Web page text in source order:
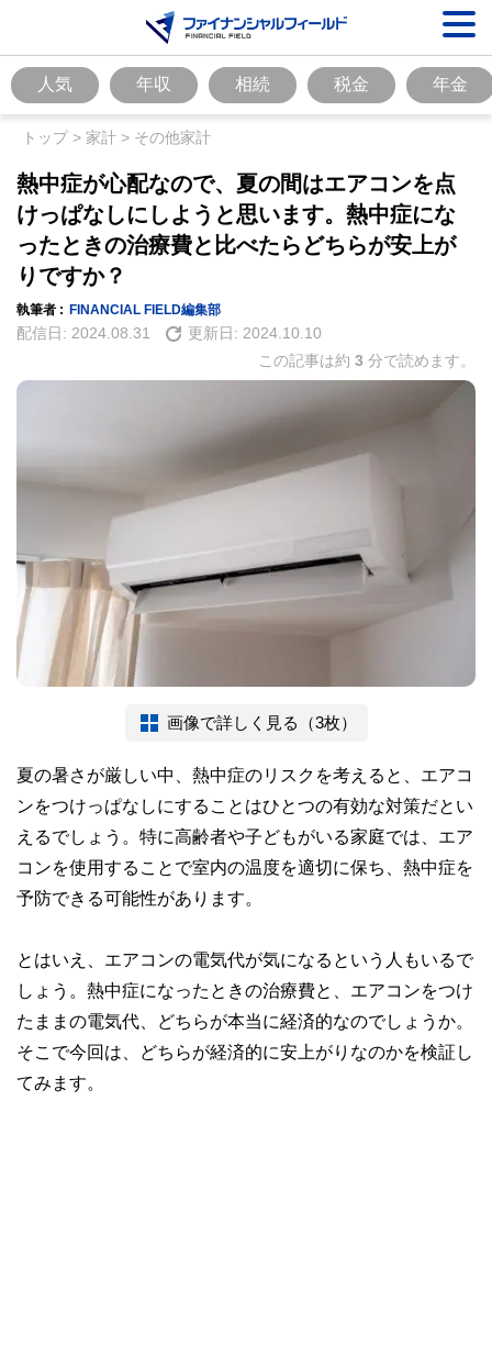
人気 年収 相続 税金 年金
トップ> 家計 > その他家計
熱中症が心配なので、夏の間はエアコンを点
けっぱなしにしようと思います。熱中症にな
ったときの治療費と比べたらどちらが安上が
りですか？
執筆者 : FINANCIAL FIELD編集部
配信日: 2024.08.31 更新日: 2024.10.10
この記事は約 3 分で読めます。
画像で詳しく見る（3枚）
夏の暑さが厳しい中、熱中症のリスクを考えると、エアコ
ンをつけっぱなしにすることはひとつの有効な対策だとい
えるでしょう。特に高齢者や子どもがいる家庭では、エア
コンを使用することで室内の温度を適切に保ち、熱中症を
予防できる可能性があります。
とはいえ、エアコンの電気代が気になるという人もいるで
しょう。熱中症になったときの治療費と、エアコンをつけ
たままの電気代、どちらが本当に経済的なのでしょうか。
そこで今回は、どちらが経済的に安上がりなのかを検証し
てみます。